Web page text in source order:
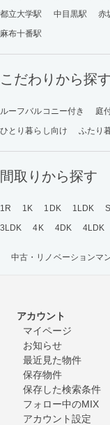
都立大学駅
中目黒駅 赤
麻布十番駅
こだわりから探す
ルーフバルコニー付き 庭
ひとり暮らし向け
ふたり
間取りから探す
1R 1K 1DK 1LDK
3LDK
4K 4DK 4LDK
中古・リノベーションマ
アカウント
マイページ
お知らせ
最近見た物件
保存物件
保存した検索条件
フォロー中のMIX
アカウント設定